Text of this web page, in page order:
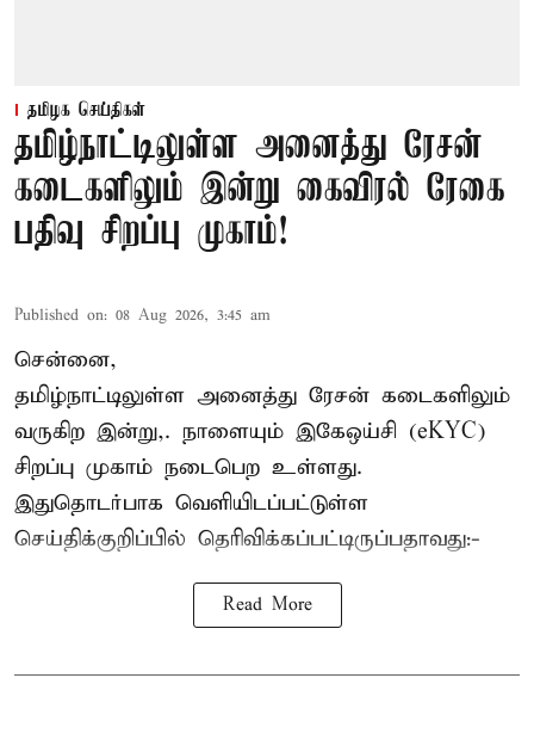
தமிழக செய்திகள்
தமிழ்நாட்டிலுள்ள அனைத்து ரேசன்
கடைகளிலும் இன்று கைவிரல் ரேகை
பதிவு சிறப்பு முகாம்!
Published on: 08 Aug 2026, 3:45 am
சென்னை,
தமிழ்நாட்டிலுள்ள அனைத்து ரேசன் கடைகளிலும்
வருகிற இன்று,. நாளையும் இகேஒய்சி (eKYC)
சிறப்பு முகாம் நடைபெற உள்ளது.
இதுதொடர்பாக வெளியிடப்பட்டுள்ள
செய்திக்குறிப்பில் தெரிவிக்கப்பட்டிருப்பதாவது:-
Read More